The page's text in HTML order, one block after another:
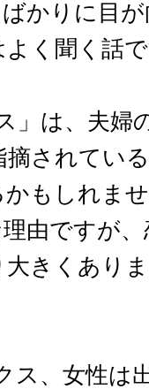
ばかりに目
く聞く話
」は、夫婦
されてい
もしれま
由ですが
きくあり
ス、女性は